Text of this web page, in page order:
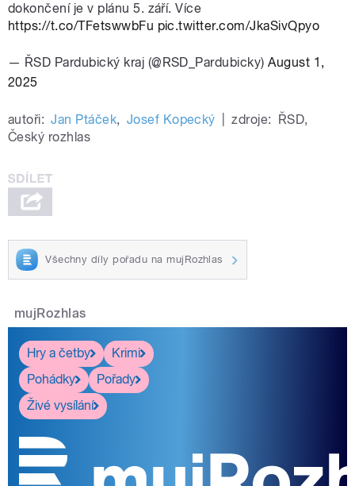
dokončení je v plánu 5. září. Více
https://t.co/TFetswwbFu pic.twitter.com/JkaSivQpyo
— ŘSD Pardubický kraj (@RSD_Pardubicky)August 1,
2025
autoři: Jan Ptáček, Josef Kopecký zdroje: ŘSD,
Český rozhlas
Všechny díly pořadu na mujRozhlas
mujRozhlas
Hry a četby
Krimi
Pohádky
Pořady
Živé vysílání